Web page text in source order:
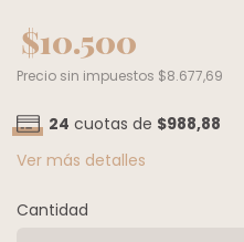
$10.500
Precio sin impuestos $8.677,69
24 cuotas de $988,88
Ver más detalles
Cantidad